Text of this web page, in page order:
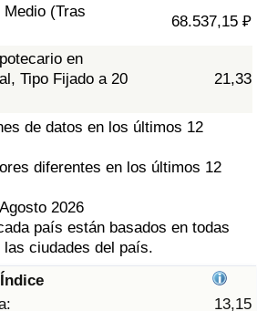
(Tras
68.537,15 ₽
en
Tipo Fijado a 20
21,33
de datos en los últimos 12
diferentes en los últimos 12
2026
país están basados en todas
ciudades del país.
Índice
13,15
País
(Actual)
por País